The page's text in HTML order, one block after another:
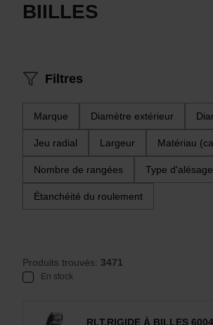
BIILLES
Filtres
Marque Diamètre extérieur
Jeu radial Largeur Matériau
Nombre de rangées Type d'alésage
Étanchéité du roulement
Produits trouvés: 3471
En stock
RLT.RIGIDE À BILLES